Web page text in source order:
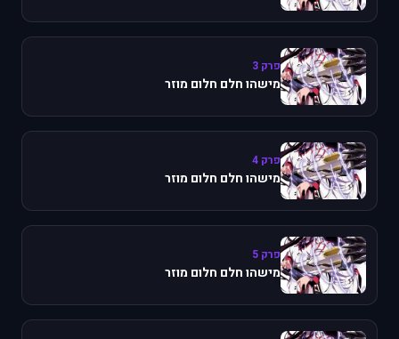
פרק 3
מישהו חלם חלום מוזר
פרק 4
מישהו חלם חלום מוזר
פרק 5
מישהו חלם חלום מוזר